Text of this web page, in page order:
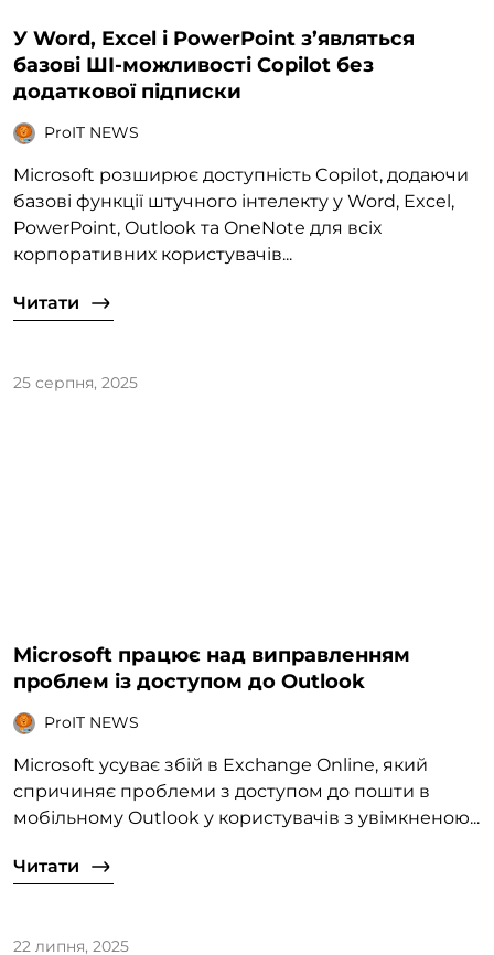
У Word, Excel і PowerPoint з’являться
базові ШІ-можливості Copilot без
додаткової підписки
ProIT NEWS
Microsoft розширює доступність Copilot, додаючи
базові функції штучного інтелекту у Word, Excel,
PowerPoint, Outlook та OneNote для всіх
корпоративних користувачів...
Читати
25 серпня, 2025
Microsoft працює над виправленням
проблем із доступом до Outlook
ProIT NEWS
Microsoft усуває збій в Exchange Online, який
спричиняє проблеми з доступом до пошти в
мобільному Outlook у користувачів з увімкненою...
Читати
22 липня, 2025